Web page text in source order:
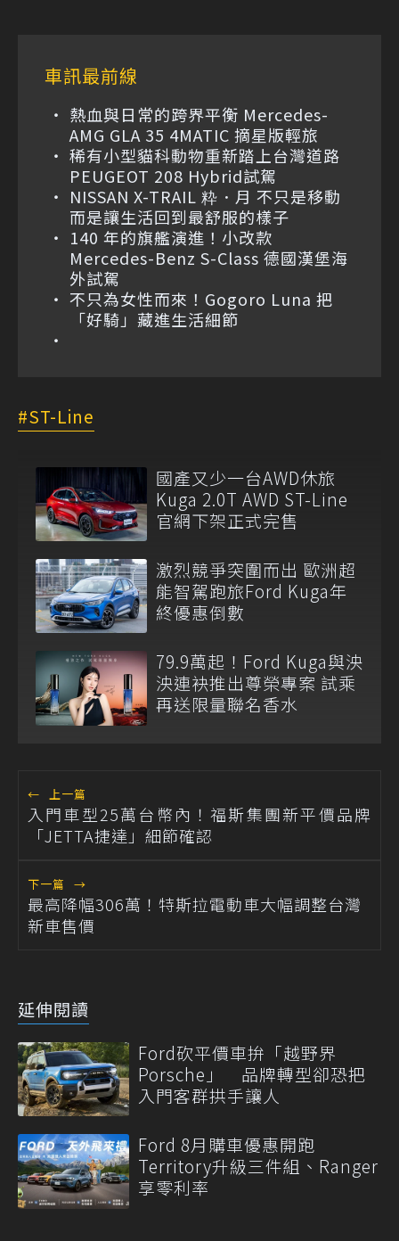
車訊最前線
熱血與日常的跨界平衡 Mercedes-
AMG GLA 35 4MATIC 摘星版輕旅
稀有小型貓科動物重新踏上台灣道路
PEUGEOT 208 Hybrid試駕
NISSAN X-TRAIL 粋．月 不只是移動
而是讓生活回到最舒服的樣子
140 年的旗艦演進！小改款
Mercedes-Benz S-Class 德國漢堡海
外試駕
不只為女性而來！Gogoro Luna 把
「好騎」藏進生活細節
ST-Line
國產又少一台AWD休旅
Kuga 2.0T AWD ST-Line
官網下架正式完售
激烈競爭突圍而出 歐洲超
能智駕跑旅Ford Kuga年
終優惠倒數
79.9萬起！Ford Kuga與泱
泱連袂推出尊榮專案 試乘
再送限量聯名香水
← 上一篇
入門車型25萬台幣內！福斯集團新平價品牌
「JETTA捷達」細節確認
下一篇 →
最高降幅306萬！特斯拉電動車大幅調整台灣
新車售價
延伸閱讀
Ford砍平價車拚「越野界
Porsche」 品牌轉型卻恐把
入門客群拱手讓人
Ford 8月購車優惠開跑
Territory升級三件組、Ranger
享零利率